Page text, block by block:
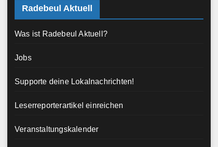
Radebeul Aktuell
Was ist Radebeul Aktuell?
Jobs
Supporte deine Lokalnachrichten!
Leserreporterartikel einreichen
Veranstaltungskalender